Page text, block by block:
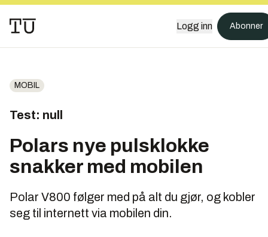
Logg inn Abonner
MOBIL
Test: null
Polars nye pulsklokke
snakker med mobilen
Polar V800 følger med på alt du gjør, og kobler
seg til internett via mobilen din.